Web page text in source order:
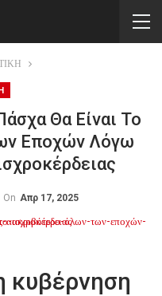
Θα Είναι Το
Εποχών Λόγω
On Απρ 17, 2025
κυβέρνηση